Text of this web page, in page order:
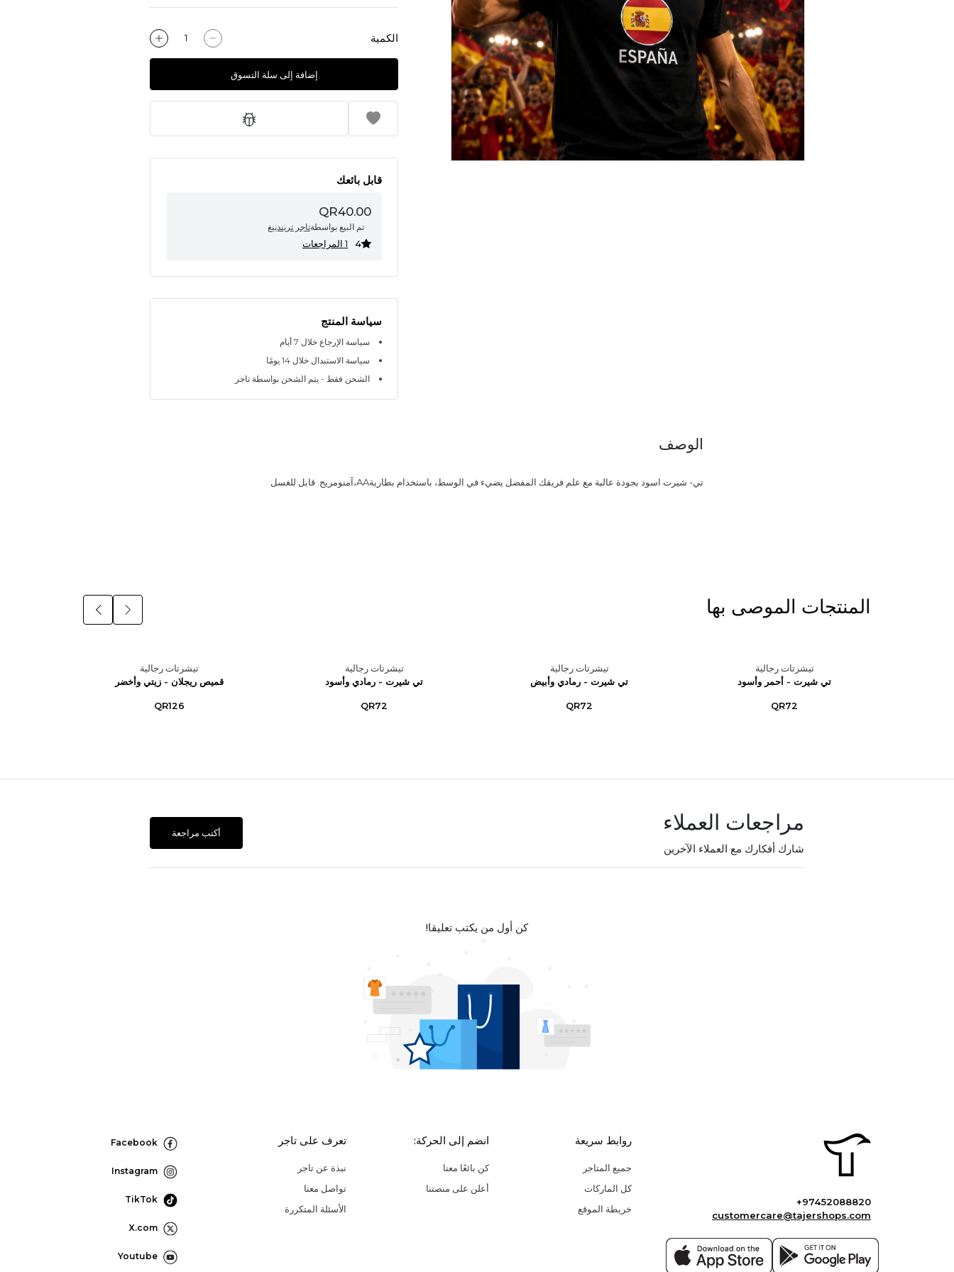
الكمية
إضافة إلى سلة التسوق
قابل بائعك
QR40.00
تم البيع بواسطةتاجر تريندينغ
4
1 المراجعات
سياسة المنتج
سياسة الإرجاع خلال 7 أيام
سياسة الاستبدال خلال 14 يومًا
الشحن فقط - يتم الشحن بواسطة تاجر
الوصف
تي- شيرت اسود بجودة عالية مع علم فريقك المفضل يضيء في الوسط، باستخدام بطاريةAA،آمنومريح. قابل للغسل
المنتجات الموصى بها
تيشرتات رجالية
تي شيرت - أحمر وأسود
QR72
تيشرتات رجالية
تي شيرت - رمادي وأبيض
QR72
تيشرتات رجالية
تي شيرت - رمادي وأسود
QR72
تيشرتات رجالية
قميص ريجلان - زيتي وأخضر
QR126
مراجعات العملاء
شارك أفكارك مع العملاء الآخرين
أكتب مراجعة
كن أول من يكتب تعليقا!
+97452088820
customercare@tajershops.com
روابط سريعة
جميع المتاجر
كل الماركات
خريطة الموقع
انضم إلى الحركة:
كن بائعًا معنا
أعلن على منصتنا
تعرف على تاجر
نبذة عن تاجر
تواصل معنا
الأسئلة المتكررة
Facebook
Instagram
TikTok
X.com
Youtube